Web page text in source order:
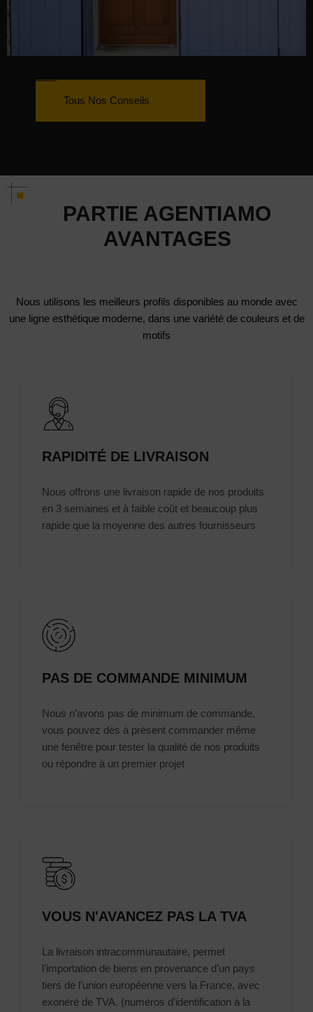
Tous Nos Conseils
PARTIE AGENTIAMO
AVANTAGES
Nous utilisons les meilleurs profils disponibles au monde avec
une ligne esthétique moderne, dans une variété de couleurs et de
motifs
RAPIDITÉ DE LIVRAISON
Nous offrons une livraison rapide de nos produits
en 3 semaines et à faible coût et beaucoup plus
rapide que la moyenne des autres fournisseurs
PAS DE COMMANDE MINIMUM
Nous n’avons pas de minimum de commande,
vous pouvez dès à présent commander même
une fenêtre pour tester la qualité de nos produits
ou répondre à un premier projet
VOUS N'AVANCEZ PAS LA TVA
La livraison intracommunautaire, permet
l’importation de biens en provenance d’un pays
tiers de l’union européenne vers la France, avec
exonéré de TVA. (numéros d’identification à la